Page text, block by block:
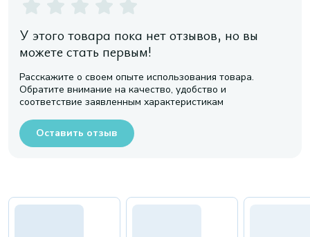
У этого товара пока нет отзывов, но вы
можете стать первым!
Расскажите о своем опыте использования товара.
Обратите внимание на качество, удобство и
соответствие заявленным характеристикам
Оставить отзыв